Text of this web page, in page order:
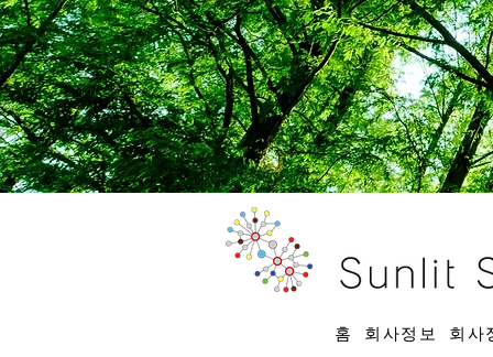
홈 회사정보 회사